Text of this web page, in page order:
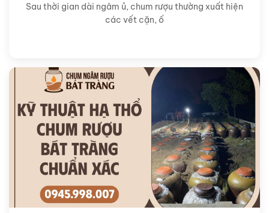
Sau thời gian dài ngâm ủ, chum rượu thường xuất hiện
các vết cặn, ố